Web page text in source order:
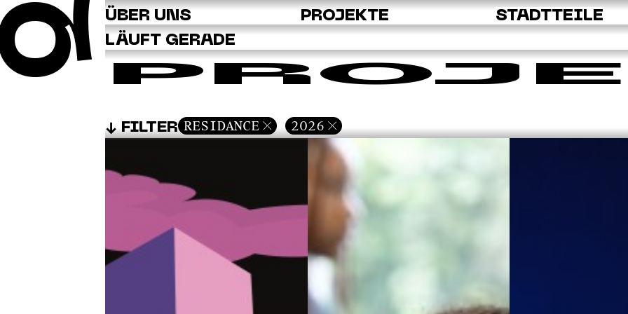
ÜBER UNS PROJEKTE
STADTTEILE
LÄUFT GERADE
FILTER RESIDANCE 2026